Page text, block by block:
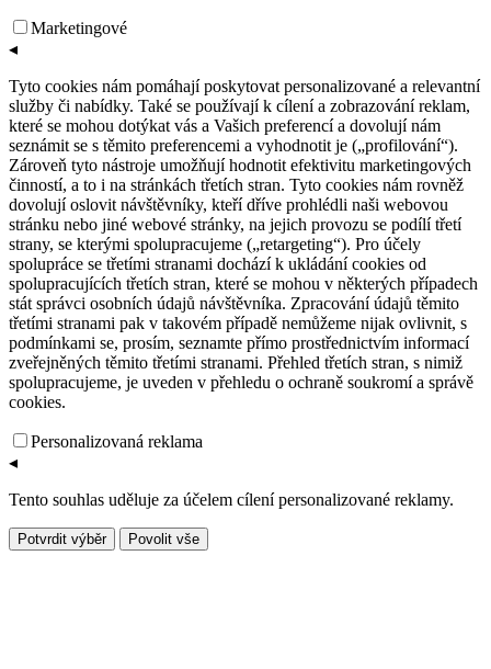
Marketingové
◂
Tyto cookies nám pomáhají poskytovat personalizované a relevantní
služby či nabídky. Také se používají k cílení a zobrazování reklam,
které se mohou dotýkat vás a Vašich preferencí a dovolují nám
seznámit se s těmito preferencemi a vyhodnotit je („profilování“).
Zároveň tyto nástroje umožňují hodnotit efektivitu marketingových
činností, a to i na stránkách třetích stran. Tyto cookies nám rovněž
dovolují oslovit návštěvníky, kteří dříve prohlédli naši webovou
stránku nebo jiné webové stránky, na jejich provozu se podílí třetí
strany, se kterými spolupracujeme („retargeting“). Pro účely
spolupráce se třetími stranami dochází k ukládání cookies od
spolupracujících třetích stran, které se mohou v některých případech
stát správci osobních údajů návštěvníka. Zpracování údajů těmito
třetími stranami pak v takovém případě nemůžeme nijak ovlivnit, s
podmínkami se, prosím, seznamte přímo prostřednictvím informací
zveřejněných těmito třetími stranami. Přehled třetích stran, s nimiž
spolupracujeme, je uveden v přehledu o ochraně soukromí a správě
cookies.
Personalizovaná reklama
◂
Tento souhlas uděluje za účelem cílení personalizované reklamy.
Potvrdit výběr Povolit vše